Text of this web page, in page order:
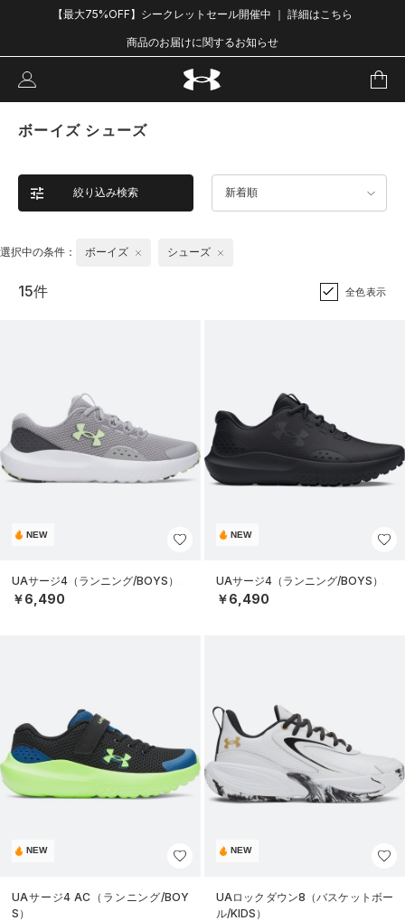
【最大75%OFF】シークレットセール開催中 ｜ 詳細はこちら
商品のお届けに関するお知らせ
ボーイズ シューズ
絞り込み検索 新着順
選択中の条件： ボーイズ シューズ
15件 全色表示
NEW
UAサージ4（ランニング/BOYS）
￥6,490
NEW
UAサージ4（ランニング/BOYS）
￥6,490
NEW
UAサージ4 AC（ランニング/BOY
S）
NEW
UAロックダウン8（バスケットボー
ル/KIDS）